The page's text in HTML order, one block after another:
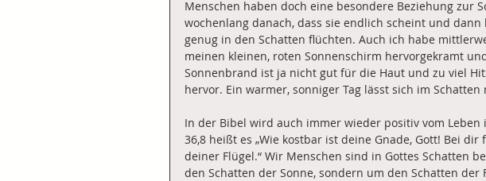
Menschen haben doch eine besondere Beziehung zur
wochenlang danach, dass sie endlich scheint und
genug in den Schatten flüchten. Auch ich habe
meinen kleinen, roten Sonnenschirm hervorgekramt
Sonnenbrand ist ja nicht gut für die Haut und zu viel
hervor. Ein warmer, sonniger Tag lässt sich im Schatten
In der Bibel wird auch immer wieder positiv vom Leben
36,8 heißt es „Wie kostbar ist deine Gnade, Gott! Bei
deiner Flügel.“ Wir Menschen sind in Gottes Schatten
den Schatten der Sonne, sondern um den Schatten der